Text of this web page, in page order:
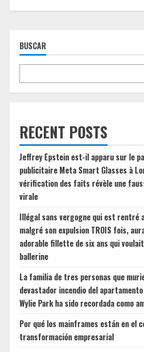
BUSCAR
RECENT POSTS
Jeffrey Epstein est-il apparu sur le
publicitaire Meta Smart Glasses à
vérification des faits révèle une
virale
Illégal sans vergogne qui est rentré
malgré son expulsion TROIS fois,
adorable fillette de six ans qui
ballerine
La familia de tres personas que
devastador incendio del
Wylie Park ha sido recordada como
Por qué los mainframes están en el
transformación empresarial